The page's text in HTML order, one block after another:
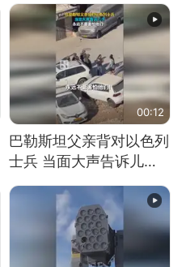
00:12
巴勒斯坦父亲背对以色列
士兵 当面大声告诉儿